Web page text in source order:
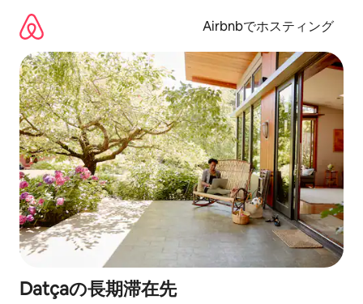
Airbnbでホスティング
Datçaの長期滞在先